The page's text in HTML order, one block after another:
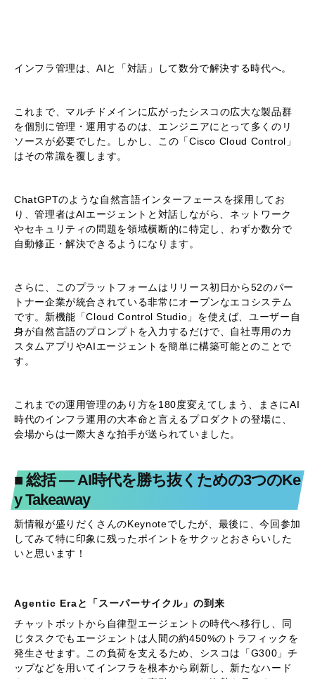
インフラ管理は、AIと「対話」して数分で解決する時代へ。
を個別に管理・運用するのは、エンジニアにとって多くのリ
ソースが必要でした。しかし、この「Cisco Cloud Control」
はその常識を覆します。
ChatGPTのような自然言語インターフェースを採用してお
自動修正・解決できるようになります。
です。新機能「Cloud Control Studio」を使えば、ユーザー自
身が自然言語のプロンプトを入力するだけで、自社専用のカ
スタムアプリやAIエージェントを簡単に構築可能とのことで
す。
■ 総括 — AI時代を勝ち抜くための3つのKe
y Takeaway